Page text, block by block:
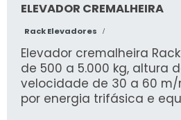
ELEVADOR CREMALHEIRA
Rack Elevadores /
Elevador cremalheira
de 500 a 5.000 kg, altura
velocidade de 30 a 60
por energia trifásica e